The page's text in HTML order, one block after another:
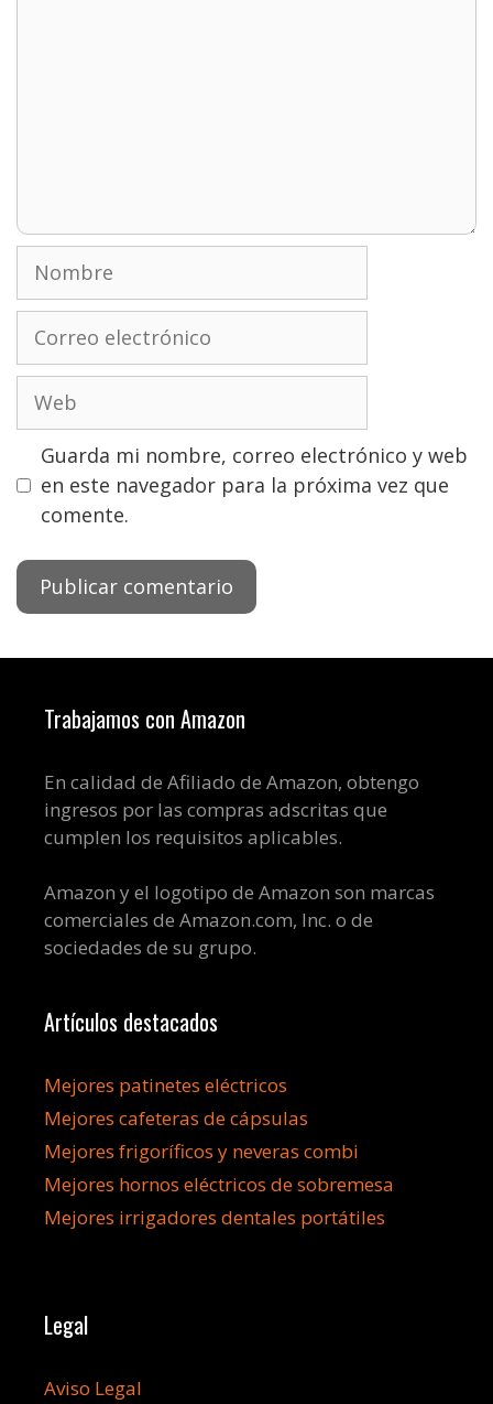
Nombre
electrónico
Guarda mi nombre, correo electrónico y web
en este navegador para la próxima vez que
comente.
Trabajamos con Amazon
En calidad de Afiliado de Amazon, obtengo
ingresos por las compras adscritas que
cumplen los requisitos aplicables.
Amazon y el logotipo de Amazon son marcas
comerciales de Amazon.com, Inc. o de
sociedades de su grupo.
Artículos destacados
Mejores patinetes eléctricos
Mejores cafeteras de cápsulas
Mejores frigoríficos y neveras combi
Mejores hornos eléctricos de sobremesa
Mejores irrigadores dentales portátiles
Legal
Aviso Legal